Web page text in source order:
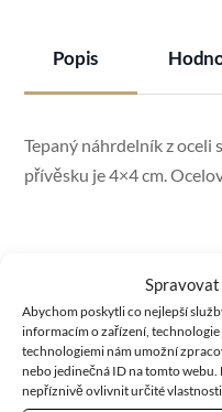
Spravovat
Abychom poskytli co nejlepší
informacím o zařízení,
technologiemi nám umožní
nebo jedinečná ID na tomto
nepříznivě ovlivnit určité vlastnosti
Popis
Tepaný náhrdelník z oceli
přívěsku je 4×4 cm.
je nejúčinnější
jenž silně zesiluje energii,
uvádí ji do absolutní
jasnozřivost a
Ochraňuje před vším zlým